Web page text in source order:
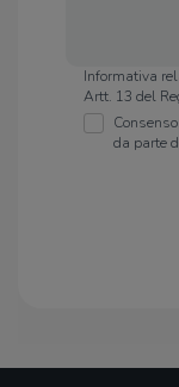
Informativa
Artt. 13 del
da parte